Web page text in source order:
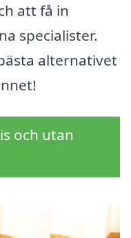
att få in
specialister.
alternativet
och utan